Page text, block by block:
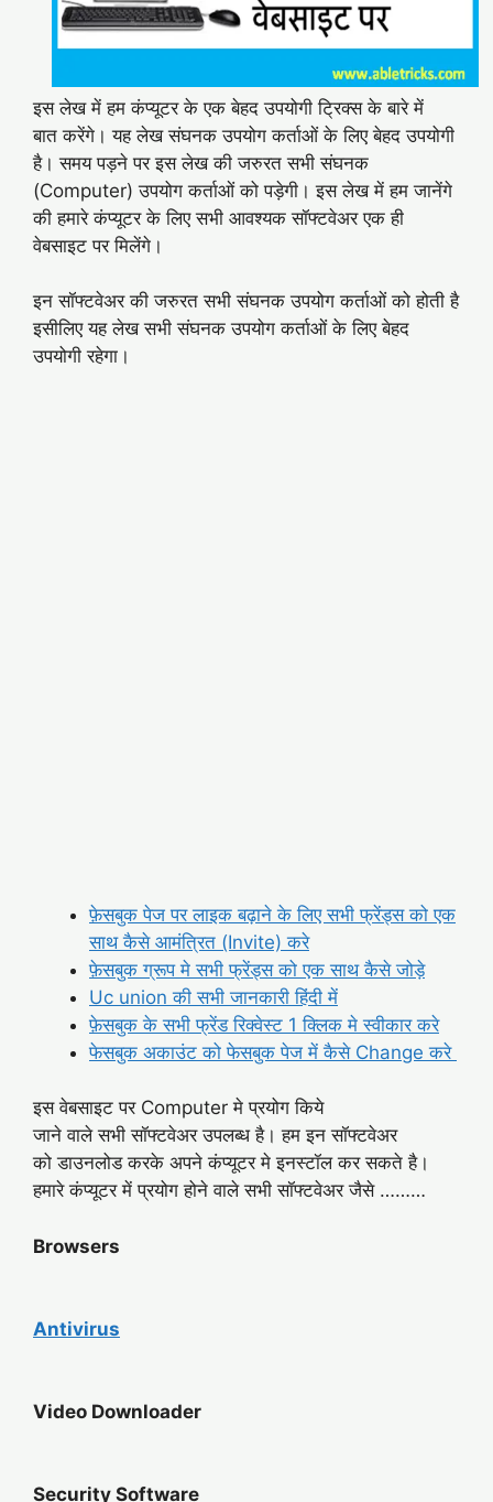
इस लेख में हम कंप्यूटर के एक बेहद उपयोगी ट्रिक्स के बारे में
बात करेंगे। यह लेख संघनक उपयोग कर्ताओं के लिए बेहद उपयोगी
है। समय पड़ने पर इस लेख की जरुरत सभी संघनक
(Computer) उपयोग कर्ताओं को पड़ेगी। इस लेख में हम जानेंगे
की हमारे कंप्यूटर के लिए सभी आवश्यक सॉफ्टवेअर एक ही
वेबसाइट पर मिलेंगे।
इन सॉफ्टवेअर की जरुरत सभी संघनक उपयोग कर्ताओं को होती है
इसीलिए यह लेख सभी संघनक उपयोग कर्ताओं के लिए बेहद
उपयोगी रहेगा।
फ़ेसबुक पेज पर लाइक बढ़ाने के लिए सभी फ्रेंड्स को एक
साथ कैसे आमंत्रित (Invite) करे
फ़ेसबुक ग्रूप मे सभी फ्रेंड्स को एक साथ कैसे जोड़े
Uc union की सभी जानकारी हिंदी में
फ़ेसबुक के सभी फ्रेंड रिक्वेस्ट 1 क्लिक मे स्वीकार करे
फेसबुक अकाउंट को फेसबुक पेज में कैसे Change करे
इस वेबसाइट पर Computer मे प्रयोग किये
जाने वाले सभी सॉफ्टवेअर उपलब्ध है। हम इन सॉफ्टवेअर
को डाउनलोड करके अपने कंप्यूटर मे इनस्टॉल कर सकते है।
हमारे कंप्यूटर में प्रयोग होने वाले सभी सॉफ्टवेअर जैसे ………
Browsers
Antivirus
Video Downloader
Security Software